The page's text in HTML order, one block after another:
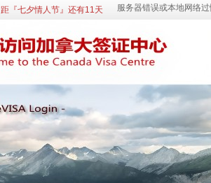
距『七夕情人节』还有11天